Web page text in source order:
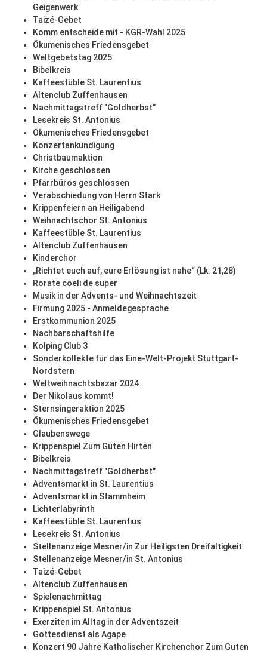
Geigenwerk
Taizé-Gebet
Komm entscheide mit - KGR-Wahl 2025
Ökumenisches Friedensgebet
Weltgebetstag 2025
Bibelkreis
Kaffeestüble St. Laurentius
Altenclub Zuffenhausen
Nachmittagstreff "Goldherbst"
Lesekreis St. Antonius
Ökumenisches Friedensgebet
Konzertankündigung
Christbaumaktion
Kirche geschlossen
Pfarrbüros geschlossen
Verabschiedung von Herrn Stark
Krippenfeiern an Heiligabend
Weihnachtschor St. Antonius
Kaffeestüble St. Laurentius
Altenclub Zuffenhausen
Kinderchor
„Richtet euch auf, eure Erlösung ist nahe“ (Lk. 21,28)
Rorate coeli de super
Musik in der Advents- und Weihnachtszeit
Firmung 2025 - Anmeldegespräche
Erstkommunion 2025
Nachbarschaftshilfe
Kolping Club 3
Sonderkollekte für das Eine-Welt-Projekt Stuttgart-
Nordstern
Weltweihnachtsbazar 2024
Der Nikolaus kommt!
Sternsingeraktion 2025
Ökumenisches Friedensgebet
Glaubenswege
Krippenspiel Zum Guten Hirten
Bibelkreis
Nachmittagstreff "Goldherbst"
Adventsmarkt in St. Laurentius
Adventsmarkt in Stammheim
Lichterlabyrinth
Kaffeestüble St. Laurentius
Lesekreis St. Antonius
Stellenanzeige Mesner/in Zur Heiligsten Dreifaltigkeit
Stellenanzeige Mesner/in St. Antonius
Taizé-Gebet
Altenclub Zuffenhausen
Spielenachmittag
Krippenspiel St. Antonius
Exerziten im Alltag in der Adventszeit
Gottesdienst als Agape
Konzert 90 Jahre Katholischer Kirchenchor Zum Guten